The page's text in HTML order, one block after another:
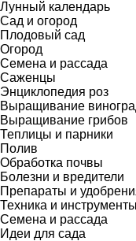
Лунный календарь
Сад и огород
Плодовый сад
Огород
Семена и рассада
Саженцы
Энциклопедия роз
Выращивание
Выращивание грибов
Теплицы и парники
Полив
Обработка почвы
Болезни и вредители
Препараты и
Техника и инструменты
Семена и рассада
Идеи для сада